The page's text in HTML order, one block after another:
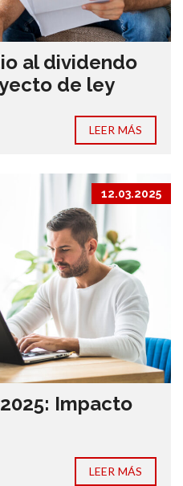
al dividendo
de ley
LEER MÁS
12.03.2025
Impacto
LEER MÁS